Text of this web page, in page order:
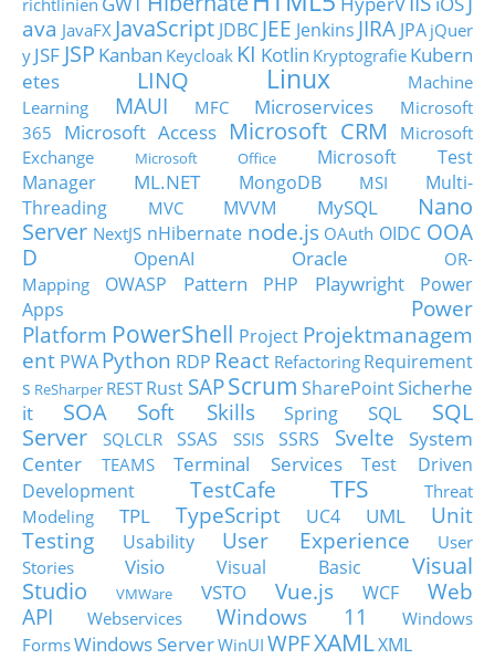
ava JavaFX JavaScript JDBC JEE Jenkins JIRA JPA jQuer
y JSF JSP Kanban Keycloak KI Kotlin Kryptografie Kubern
etes
LINQ Linux
Machine
Learning
MAUI MFC Microservices
Microsoft
365
Microsoft Access Microsoft CRM
Microsoft
Exchange
Microsoft Office
Microsoft Test
Manager
ML.NET MongoDB MSI
Multi-
Threading
MVC MVVM MySQL
Nano
Server NextJS nHibernate node.js OAuth OIDC OOA
D
OpenAI Oracle
OR-
Mapping
OWASP Pattern PHP Playwright
Power
Apps
Power
Platform PowerShell Project Projektmanagem
ent PWA Python RDP React Refactoring Requirement
s ReSharper RESTRust SAPScrum SharePointSicherhe
it
SOA Soft Skills Spring SQL
SQL
Server
SQLCLR SSAS SSIS SSRS Svelte
System
Center
TEAMS Terminal Services
Test Driven
Development
TestCafe TFS
Threat
Modeling
TPL TypeScript UC4 UML
Unit
Testing
Usability User Experience
User
Stories
Visio Visual Basic
Visual
Studio
VMWare VSTO Vue.js WCF
Web
API
Webservices Windows 11
Windows
FormsWindows ServerWinUI WPFXAMLXML